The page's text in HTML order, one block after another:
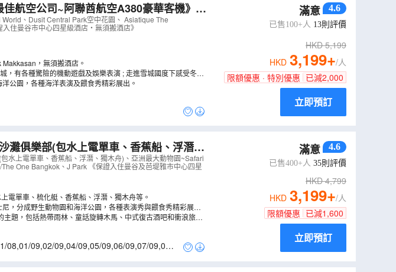
洲最大動物園~Safari World（ABBBW05
、Dusit Central Park空中花園、 Asiatique The
住曼谷市中心四星級酒店‧無須搬酒店》
，無須搬酒店。
，有各種驚險的機動遊戲及娛樂表演 ; 走進雪城國度下感受冬天
公園，各種海洋表演及餵食秀精彩展出。
滿意 4.6
已售100+人 13則評價
HKD5,199
HKD 3,199+/人
限額優惠 · 特別優惠 已減2,000
立即預訂
《保證入住曼谷及芭堤雅市中心四星
水上電單車、香蕉船、浮潛、獨木舟)、亞洲最大動物園~Safari
One Bangkok、J Park 《保證入住曼谷及芭堤雅市中心四星
電單車、梳化艇、香蕉船、浮潛、獨木舟等。
，分成野生動物園和海洋公園，各種表演秀與餵食秀精彩展
題，包括熱帶雨林、童話旋轉木馬、中式復古酒吧和衝浪旅舍
08,01/09,02/09,04/09,05/09,06/09,07/09,08/0
滿意 4.6
已售400+人 35則評價
HKD4,799
HKD 3,199+/人
限額優惠 已減1,600
立即預訂